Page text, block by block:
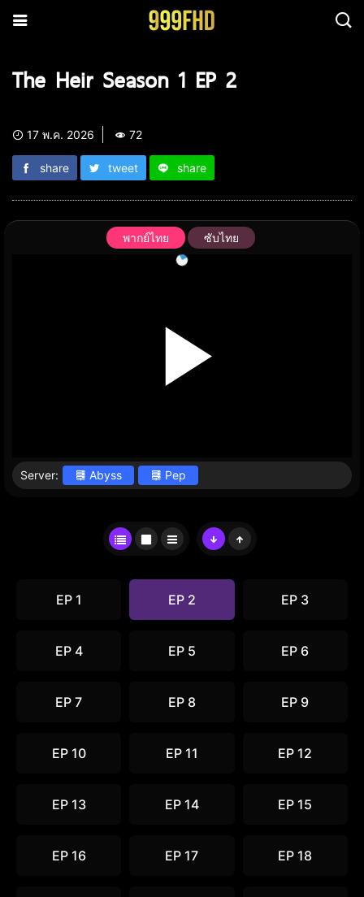
The Heir Season 1 EP 2
17 พ.ค. 2026 72
share tweet share
พากย์ไทย ซับไทย
Server: Abyss Pep
EP 1 EP 2 EP 3
EP 4 EP 5 EP 6
EP 7 EP 8 EP 9
EP 10 EP 11 EP 12
EP 13 EP 14 EP 15
EP 16 EP 17 EP 18